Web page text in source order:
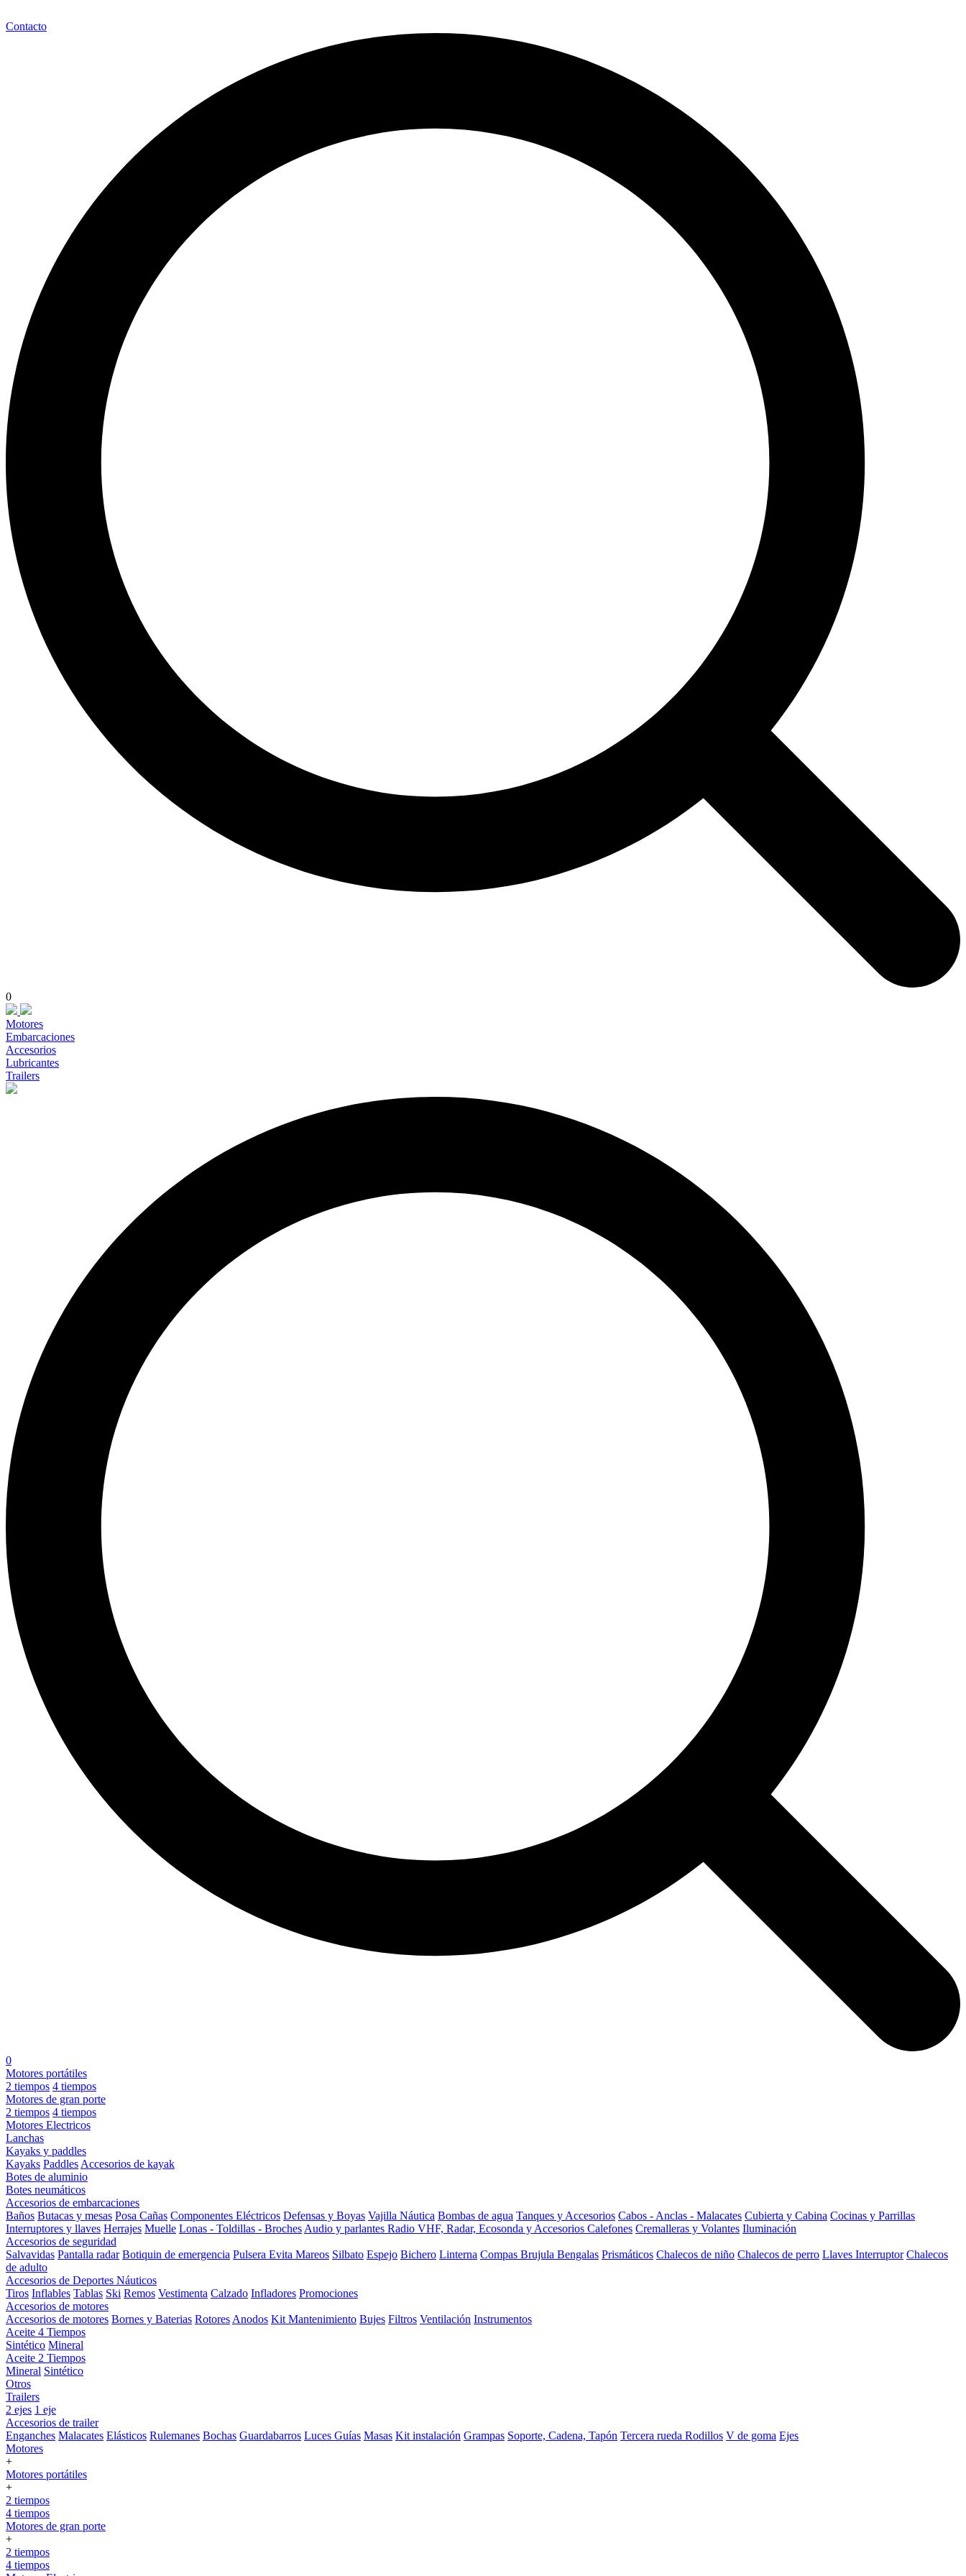
Contacto
0
Motores
Embarcaciones
Accesorios
Lubricantes
Trailers
0
Motores portátiles
2 tiempos 4 tiempos
Motores de gran porte
2 tiempos 4 tiempos
Motores Electricos
Lanchas
Kayaks y paddles
Kayaks Paddles Accesorios de kayak
Botes de aluminio
Botes neumáticos
Accesorios de embarcaciones
Baños Butacas y mesas Posa Cañas Componentes Eléctricos Defensas y Boyas Vajilla Náutica Bombas de agua Tanques y Accesorios Cabos - Anclas - Malacates Cubierta y Cabina Cocinas y Parrillas
Interruptores y llaves Herrajes Muelle Lonas - Toldillas - Broches Audio y parlantes Radio VHF, Radar, Ecosonda y Accesorios Calefones Cremalleras y Volantes Iluminación
Accesorios de seguridad
Salvavidas Pantalla radar Botiquin de emergencia Pulsera Evita Mareos Silbato Espejo Bichero Linterna Compas Brujula Bengalas Prismáticos Chalecos de niño Chalecos de perro Llaves Interruptor Chalecos
de adulto
Accesorios de Deportes Náuticos
Tiros Inflables Tablas Ski Remos Vestimenta Calzado Infladores Promociones
Accesorios de motores
Accesorios de motores Bornes y Baterias Rotores Anodos Kit Mantenimiento Bujes Filtros Ventilación Instrumentos
Aceite 4 Tiempos
Sintético Mineral
Aceite 2 Tiempos
Mineral Sintético
Otros
Trailers
2 ejes 1 eje
Accesorios de trailer
Enganches Malacates Elásticos Rulemanes Bochas Guardabarros Luces Guías Masas Kit instalación Grampas Soporte, Cadena, Tapón Tercera rueda Rodillos V de goma Ejes
Motores
+
Motores portátiles
+
2 tiempos
4 tiempos
Motores de gran porte
+
2 tiempos
4 tiempos